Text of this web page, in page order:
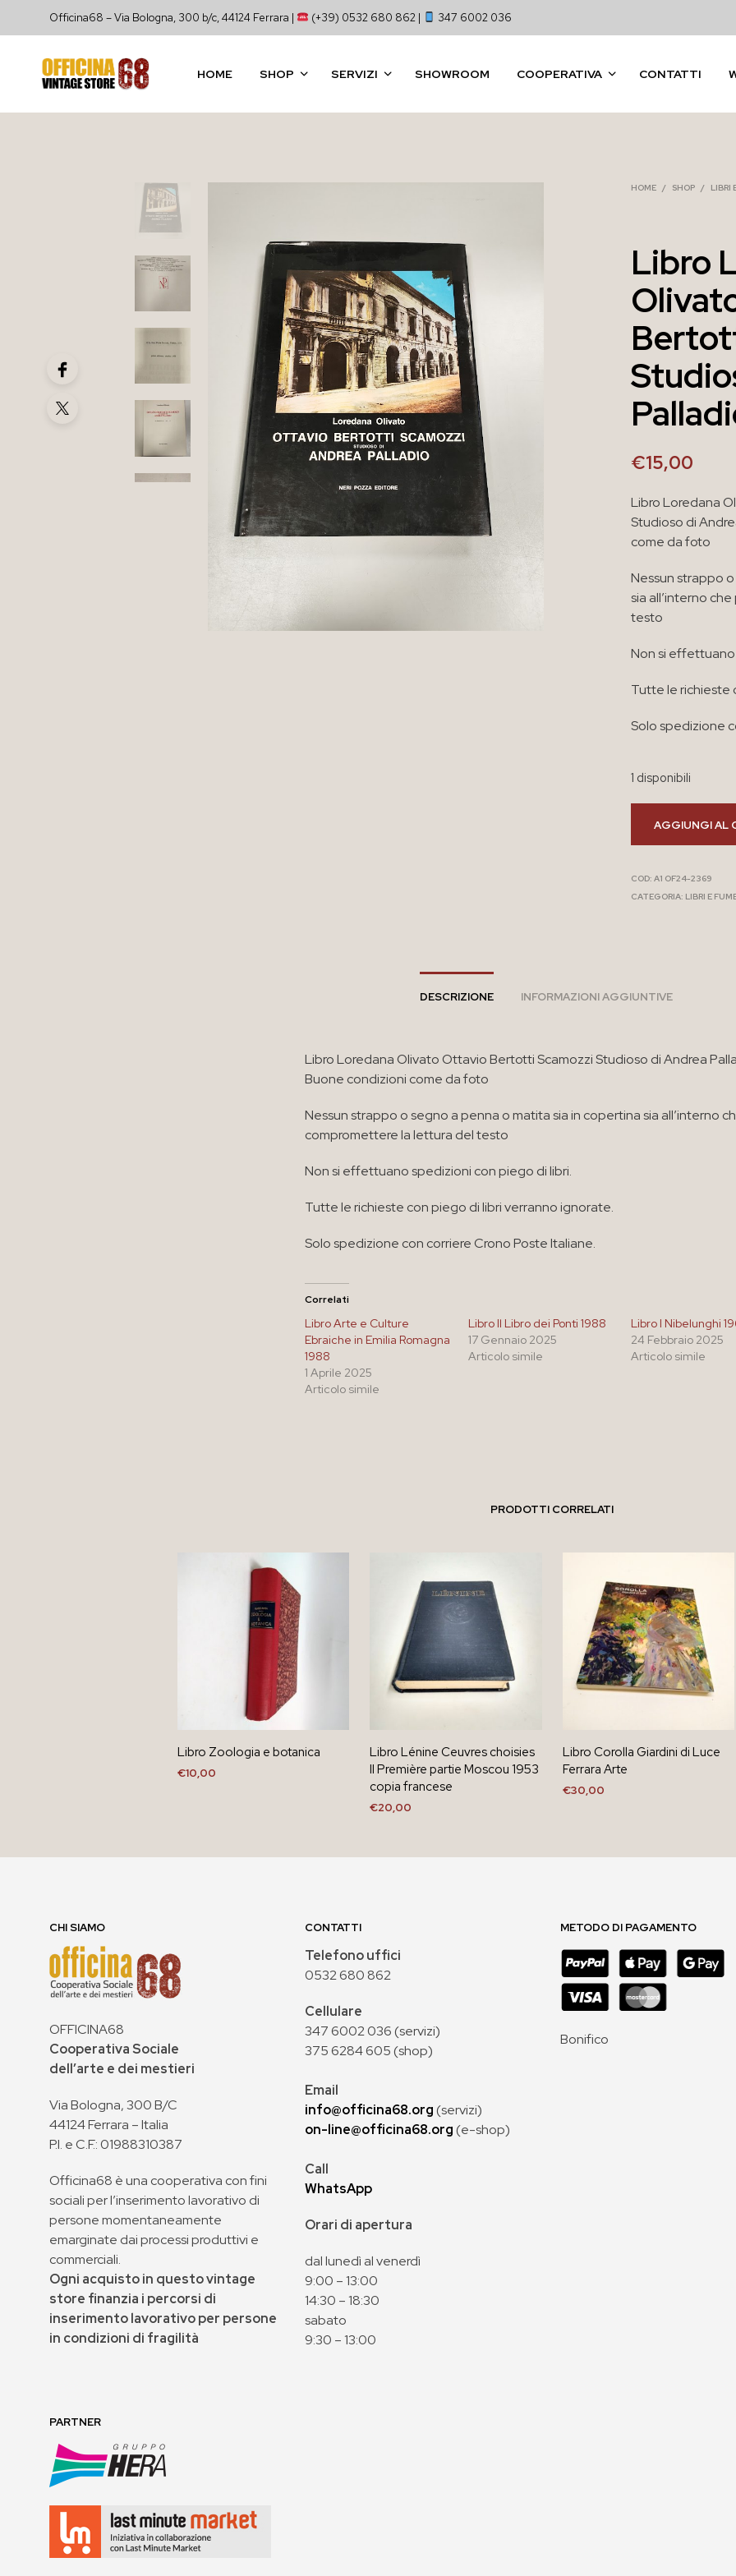
Officina68 – Via Bologna, 300 b/c, 44124 Ferrara | (+39) 0532 680 862 | 347 6002 036
HOME SHOP SERVIZI SHOWROOM COOPERATIVA CONTATTI
HOME / SHOP / LIBRI
Libro
€15,00
Libro Loredana
Studioso di
come da foto
Nessun strappo
sia all’interno
testo
Non si
Tutte le richieste
Solo spedizione
1 disponibili
AGGIUNGI AL
COD:A1 OF24-2369
CATEGORIA: LIBRI E
DESCRIZIONE INFORMAZIONI AGGIUNTIVE
Libro Loredana Olivato Ottavio Bertotti Scamozzi Studioso di Andrea
Buone condizioni come da foto
Nessun strappo o segno a penna o matita sia in copertina sia all’interno
compromettere la lettura del testo
Non si effettuano spedizioni con piego di libri.
Tutte le richieste con piego di libri verranno ignorate.
Solo spedizione con corriere Crono Poste Italiane.
Correlati
Libro Arte e Culture
Ebraiche in Emilia Romagna
1988
1 Aprile 2025
Articolo simile
Libro Il Libro dei Ponti 1988
17 Gennaio 2025
Articolo simile
Libro I Nibelunghi
24 Febbraio 2025
Articolo simile
PRODOTTI CORRELATI
Libro Zoologia e botanica
€10,00
Libro Lénine Ceuvres choisies
II Première partie Moscou 1953
copia francese
€20,00
Libro Corolla Giardini di Luce
Ferrara Arte
€30,00
CHI SIAMO
OFFICINA68
Cooperativa Sociale
dell’arte e dei mestieri
Via Bologna, 300 B/C
44124 Ferrara – Italia
P.I. e C.F.: 01988310387
Officina68 è una cooperativa con fini
sociali per l’inserimento lavorativo di
persone momentaneamente
emarginate dai processi produttivi e
commerciali.
Ogni acquisto in questo vintage
store finanzia i percorsi di
inserimento lavorativo per persone
in condizioni di fragilità
CONTATTI
Telefono uffici
0532 680 862
Cellulare
347 6002 036 (servizi)
375 6284 605 (shop)
Email
info@officina68.org(servizi)
on-line@officina68.org(e-shop)
Call
WhatsApp
Orari di apertura
dal lunedì al venerdì
9:00 – 13:00
14:30 – 18:30
sabato
9:30 – 13:00
METODO DI PAGAMENTO
Bonifico
PARTNER